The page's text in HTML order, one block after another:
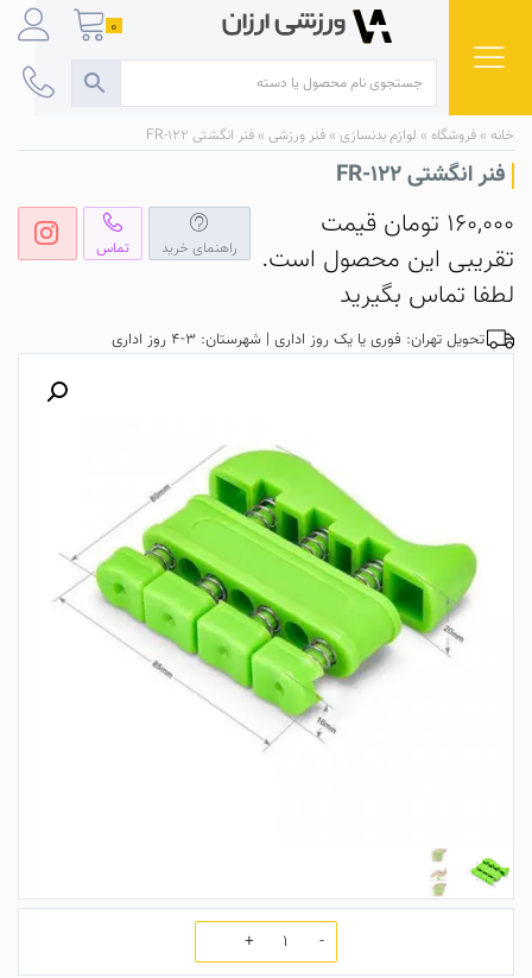
content
0
خانه » فروشگاه » لوازم بدنسازی » فنر ورزشی » فنر انگشتی FR-122
فنر انگشتی FR-122
راهنمای خرید تماس
160,000 تومان قیمت
تقریبی این محصول است.
لطفا تماس بگیرید
تحویل تهران: فوری یا یک روز اداری | شهرستان: 3-4 روز اداری